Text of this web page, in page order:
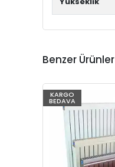
Benzer Ürünler
KARGO
BEDAVA